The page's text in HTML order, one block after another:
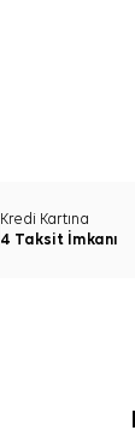
Kredi Kartına
4 Taksit İmkanı